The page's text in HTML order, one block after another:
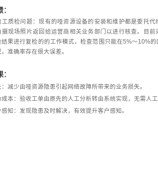
工质检问题：现有的哑资源设备的安装和维护都是委托代
摄现场照片返回给运营商相关业务部门以进行核查。目前
结果进行复检的的工作模式，检查范围只能在5%～10%
准确率存在很大误差。
：减少由哑资源隐患引起网络故障所带来的业务损失。
本：验收工单由原先的人工分析转由系统实现，无需人工
知：发现隐患及时解决，有效提升客户感知。